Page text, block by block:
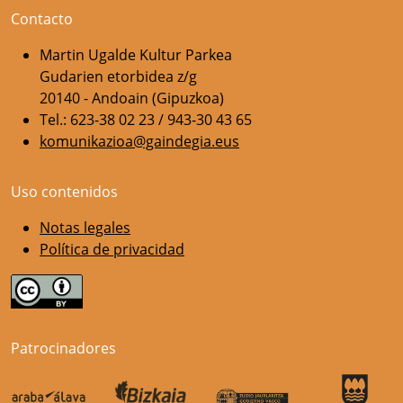
Contacto
Martin Ugalde Kultur Parkea
Gudarien etorbidea z/g
20140 - Andoain (Gipuzkoa)
Tel.: 623-38 02 23 / 943-30 43 65
komunikazioa@gaindegia.eus
Uso contenidos
Notas legales
Política de privacidad
Patrocinadores